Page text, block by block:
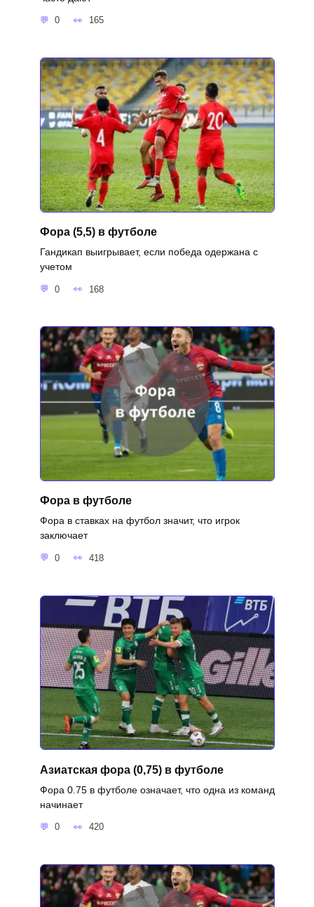
0 165
Фора (5,5) в футболе
Гандикап выигрывает, если победа одержана с
учетом
0 168
Фора в футболе
Фора в ставках на футбол значит, что игрок
заключает
0 418
Азиатская фора (0,75) в футболе
Фора 0.75 в футболе означает, что одна из команд
начинает
0 420